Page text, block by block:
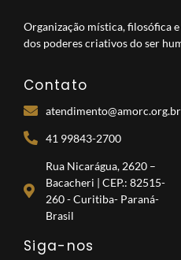
Organização mística, filosófica
dos poderes criativos do ser
Contato
atendimento@amorc.org.br
41 99843-2700
Rua Nicarágua, 2620 –
Bacacheri | CEP.: 82515-
260 - Curitiba- Paraná-
Brasil
Siga-nos